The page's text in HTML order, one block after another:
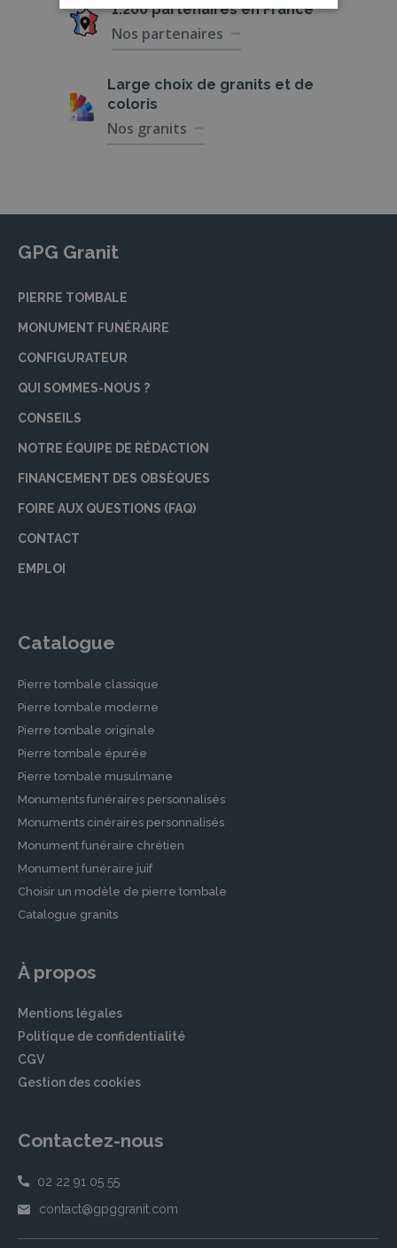
1.200 partenairesen France
Nos partenaires
Large choix de granits et de
coloris
Nos granits
GPG Granit
PIERRE TOMBALE
MONUMENT FUNÉRAIRE
CONFIGURATEUR
QUI SOMMES-NOUS ?
CONSEILS
NOTRE ÉQUIPE DE RÉDACTION
FINANCEMENT DES OBSÈQUES
FOIRE AUX QUESTIONS (FAQ)
CONTACT
EMPLOI
Catalogue
Pierre tombale classique
Pierre tombale moderne
Pierre tombale originale
Pierre tombale épurée
Pierre tombale musulmane
Monuments funéraires personnalisés
Monuments cinéraires personnalisés
Monument funéraire chrétien
Monument funéraire juif
Choisir un modèle de pierre tombale
Catalogue granits
À propos
Mentions légales
Politique de confidentialité
CGV
Gestion des cookies
Contactez-nous
02 22 91 05 55
contact@gpggranit.com